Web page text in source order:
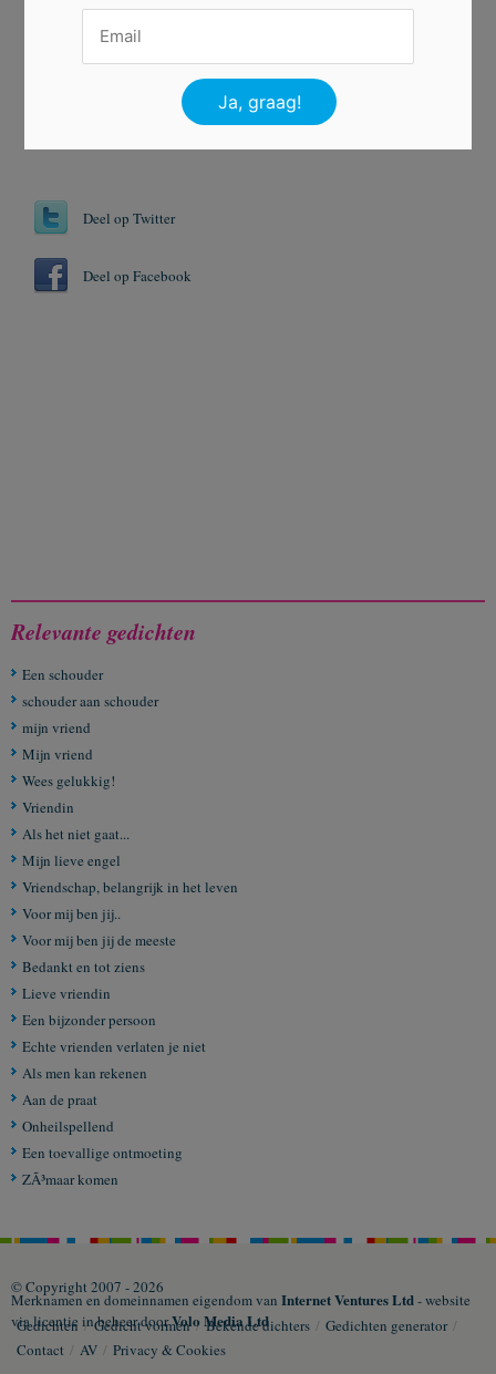
Deel op Twitter
Deel op Facebook
Relevante gedichten
Een schouder
schouder aan schouder
mijn vriend
Mijn vriend
Wees gelukkig!
Vriendin
Als het niet gaat...
Mijn lieve engel
Vriendschap, belangrijk in het leven
Voor mij ben jij..
Voor mij ben jij de meeste
Bedankt en tot ziens
Lieve vriendin
Een bijzonder persoon
Echte vrienden verlaten je niet
Als men kan rekenen
Aan de praat
Onheilspellend
Een toevallige ontmoeting
ZÃ³maar komen
© Copyright 2007 - 2026
Gedichten / Gedicht vormen / Bekende dichters / Gedichten generator /
Contact / AV / Privacy & Cookies
Merknamen en domeinnamen eigendom van Internet Ventures Ltd- website
via licentie in beheer doorVolo Media Ltd